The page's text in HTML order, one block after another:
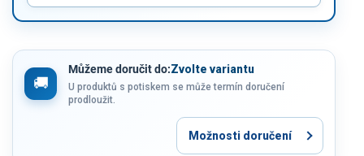
Můžeme doručit do:Zvolte variantu
U produktů s potiskem se může termín doručení
prodloužit.
Možnosti doručení